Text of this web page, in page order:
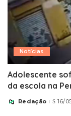
Notícias
Adolescente
da escola na
Posted
Redação 16/